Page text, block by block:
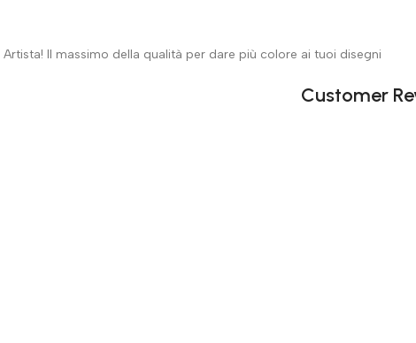
Il massimo della qualità per dare più colore ai tuoi disegni
Customer